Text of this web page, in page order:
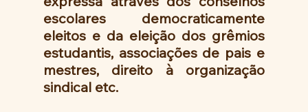
escolares democraticamente
eleitos e da eleição dos grêmios
estudantis, associações de pais e
mestres, direito à organização
sindical etc.